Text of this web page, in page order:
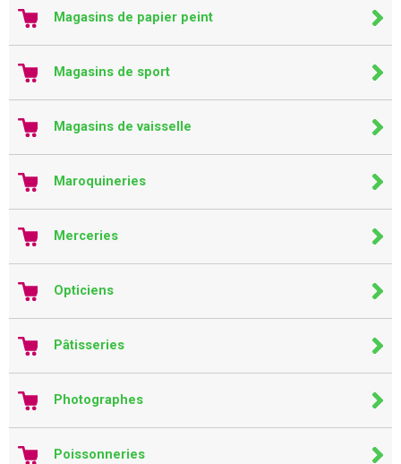
Magasins de papier peint
Magasins de sport
Magasins de vaisselle
Maroquineries
Merceries
Opticiens
Pâtisseries
Photographes
Poissonneries